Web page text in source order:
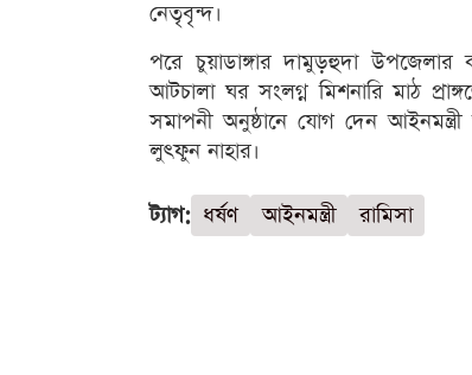
নেতৃবৃন্দ।
পরে চুয়াডাঙ্গার দামুড়হুদা উপজেলার
আটচালা ঘর সংলগ্ন মিশনারি মাঠ
সমাপনী অনুষ্ঠানে যোগ দেন
লুৎফুন নাহার।
ট্যাগ: ধর্ষণ আইনমন্ত্রী রামিসা